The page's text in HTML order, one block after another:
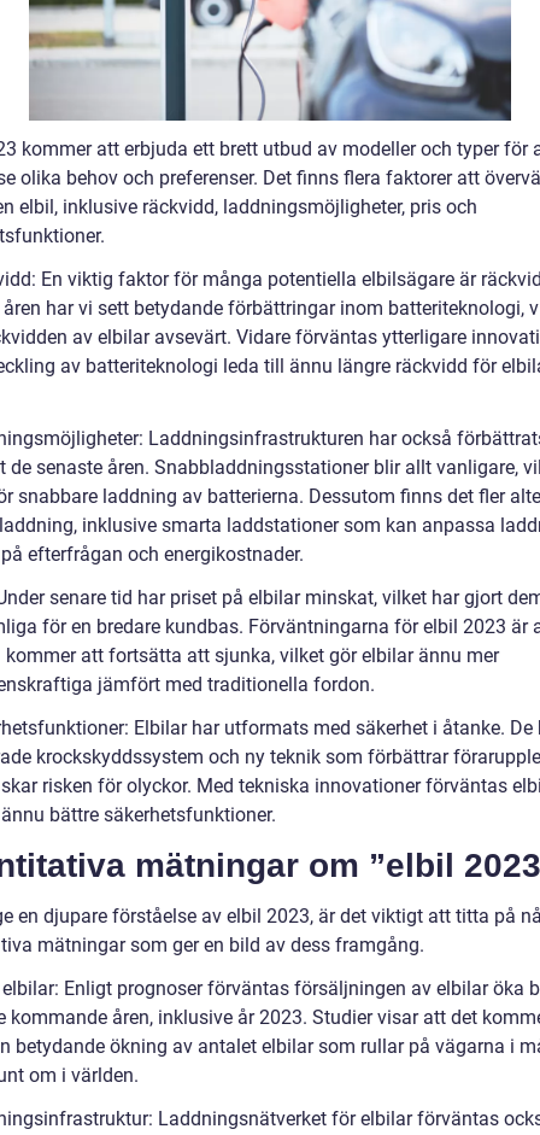
kommer att erbjuda ett brett utbud av modeller och typer för
olika behov och preferenser. Det finns flera faktorer att
elbil, inklusive räckvidd, laddningsmöjligheter, pris och
En viktig faktor för många potentiella elbilsägare är
har vi sett betydande förbättringar inom batteriteknologi,
av elbilar avsevärt. Vidare förväntas ytterligare
av batteriteknologi leda till ännu längre räckvidd för
Laddningsinfrastrukturen har också
de senaste åren. Snabbladdningsstationer blir allt vanligare,
snabbare laddning av batterierna. Dessutom finns det fler
inklusive smarta laddstationer som kan anpassa
efterfrågan och energikostnader.
senare tid har priset på elbilar minskat, vilket har gjort
för en bredare kundbas. Förväntningarna för elbil 2023 är
kommer att fortsätta att sjunka, vilket gör elbilar ännu mer
jämfört med traditionella fordon.
Elbilar har utformats med säkerhet i åtanke. De
krockskyddssystem och ny teknik som förbättrar
risken för olyckor. Med tekniska innovationer förväntas
bättre säkerhetsfunktioner.
mätningar om ”elbil
en djupare förståelse av elbil 2023, är det viktigt att titta på
mätningar som ger en bild av dess framgång.
Enligt prognoser förväntas försäljningen av elbilar öka
kommande åren, inklusive år 2023. Studier visar att det
betydande ökning av antalet elbilar som rullar på vägarna i
om i världen.
Laddningsnätverket för elbilar förväntas